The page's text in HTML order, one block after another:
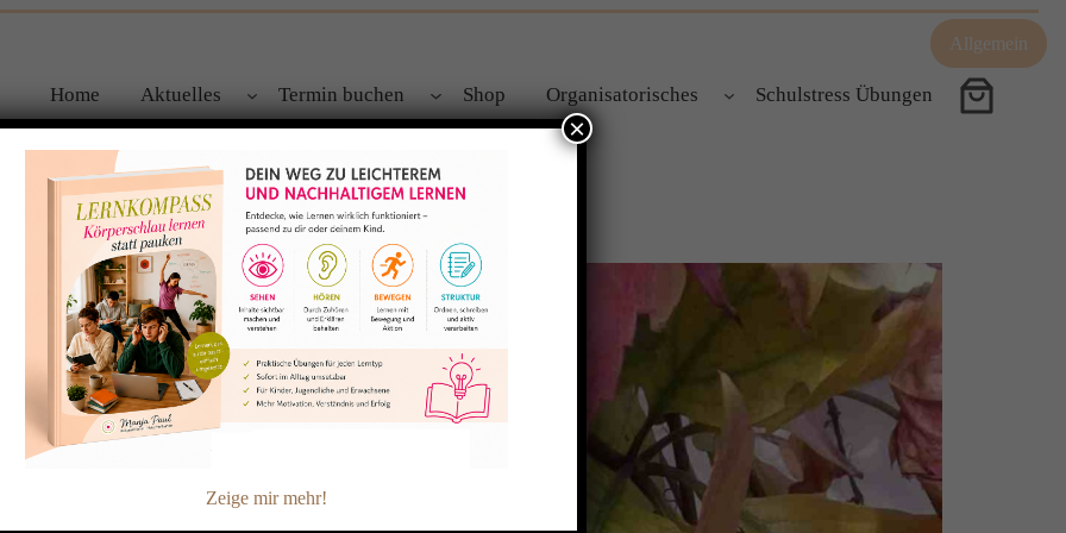
Home Aktuelles Termin buchen Shop Organisatorisches Schulstress Übungen
Allgemein
Zeige mir mehr!
×